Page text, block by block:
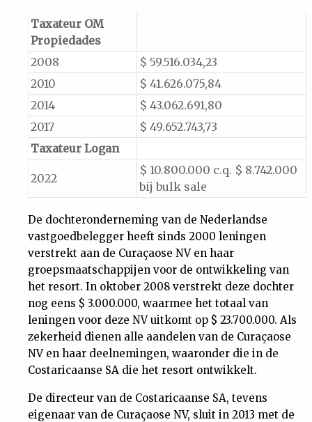
Taxateur OM
Propiedades
2008
$ 59.516.034,23
2010
$ 41.626.075,84
2014
$ 43.062.691,80
2017
$ 49.652.743,73
Taxateur Logan
2022
$ 10.800.000 c.q. $ 8.742.000
bij bulk sale
De dochteronderneming van de Nederlandse
vastgoedbelegger heeft sinds 2000 leningen
verstrekt aan de Curaçaose NV en haar
groepsmaatschappijen voor de ontwikkeling van
het resort. In oktober 2008 verstrekt deze dochter
nog eens $ 3.000.000, waarmee het totaal van
leningen voor deze NV uitkomt op $ 23.700.000. Als
zekerheid dienen alle aandelen van de Curaçaose
NV en haar deelnemingen, waaronder die in de
Costaricaanse SA die het resort ontwikkelt.
De directeur van de Costaricaanse SA, tevens
eigenaar van de Curaçaose NV, sluit in 2013 met de